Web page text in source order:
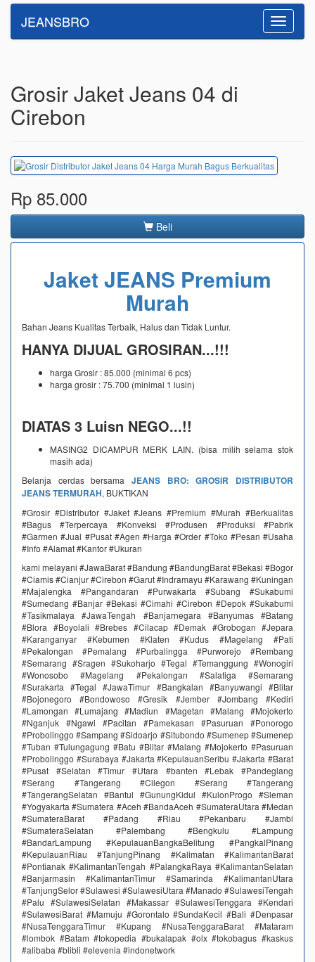
Toggle
JEANSBRO
Grosir Jaket Jeans 04 di
Cirebon
Rp 85.000
Beli
Jaket JEANS Premium
Murah
Bahan Jeans Kualitas Terbaik, Halus dan Tidak Luntur.
HANYA DIJUAL GROSIRAN...!!!
harga Grosir : 85.000 (minimal 6 pcs)
harga grosir : 75.700 (minimal 1 lusin)
DIATAS 3 Luisn NEGO...!!
MASING2 DICAMPUR MERK LAIN. (bisa milih selama stok
masih ada)
Belanja cerdas bersama JEANS BRO: GROSIR DISTRIBUTOR
JEANS TERMURAH, BUKTIKAN
#Grosir #Distributor #Jaket #Jeans #Premium #Murah #Berkualitas
#Bagus #Terpercaya #Konveksi #Produsen #Produksi #Pabrik
#Garmen #Jual #Pusat #Agen #Harga #Order #Toko #Pesan #Usaha
#Info #Alamat #Kantor #Ukuran
kami melayani #JawaBarat #Bandung #BandungBarat #Bekasi #Bogor
#Ciamis #Cianjur #Cirebon #Garut #Indramayu #Karawang #Kuningan
#Majalengka #Pangandaran #Purwakarta #Subang #Sukabumi
#Sumedang #Banjar #Bekasi #Cimahi #Cirebon #Depok #Sukabumi
#Tasikmalaya #JawaTengah #Banjarnegara #Banyumas #Batang
#Blora #Boyolali #Brebes #Cilacap #Demak #Grobogan #Jepara
#Karanganyar #Kebumen #Klaten #Kudus #Magelang #Pati
#Pekalongan #Pemalang #Purbalingga #Purworejo #Rembang
#Semarang #Sragen #Sukoharjo #Tegal #Temanggung #Wonogiri
#Wonosobo #Magelang #Pekalongan #Salatiga #Semarang
#Surakarta #Tegal #JawaTimur #Bangkalan #Banyuwangi #Blitar
#Bojonegoro #Bondowoso #Gresik #Jember #Jombang #Kediri
#Lamongan #Lumajang #Madiun #Magetan #Malang #Mojokerto
#Nganjuk #Ngawi #Pacitan #Pamekasan #Pasuruan #Ponorogo
#Probolinggo #Sampang #Sidoarjo #Situbondo #Sumenep #Sumenep
#Tuban #Tulungagung #Batu #Blitar #Malang #Mojokerto #Pasuruan
#Probolinggo #Surabaya #Jakarta #KepulauanSeribu #Jakarta #Barat
#Pusat #Selatan #Timur #Utara #banten #Lebak #Pandeglang
#Serang #Tangerang #Cilegon #Serang #Tangerang
#TangerangSelatan #Bantul #GunungKidul #KulonProgo #Sleman
#Yogyakarta #Sumatera #Aceh #BandaAceh #SumateraUtara #Medan
#SumateraBarat #Padang #Riau #Pekanbaru #Jambi
#SumateraSelatan #Palembang #Bengkulu #Lampung
#BandarLampung #KepulauanBangkaBelitung #PangkalPinang
#KepulauanRiau #TanjungPinang #Kalimatan #KalimantanBarat
#Pontianak #KalimantanTengah #PalangkaRaya #KalimantanSelatan
#Banjarmasin #KalimantanTimur #Samarinda #KalimantanUtara
#TanjungSelor #Sulawesi #SulawesiUtara #Manado #SulawesiTengah
#Palu #SulawesiSelatan #Makassar #SulawesiTenggara #Kendari
#SulawesiBarat #Mamuju #Gorontalo #SundaKecil #Bali #Denpasar
#NusaTenggaraTimur #Kupang #NusaTenggaraBarat #Mataram
#lombok #Batam #tokopedia #bukalapak #olx #tokobagus #kaskus
#alibaba #blibli #elevenia #indonetwork